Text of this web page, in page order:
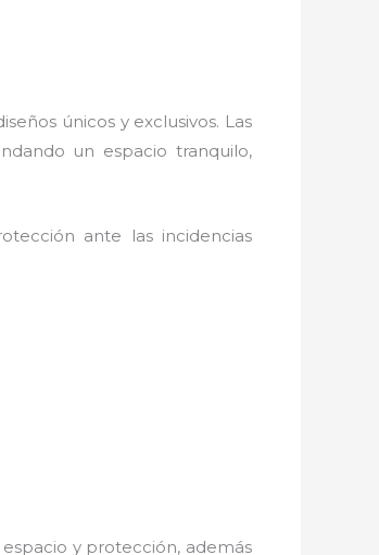
únicos y exclusivos. Las
un espacio tranquilo,
ante las incidencias
y protección, además